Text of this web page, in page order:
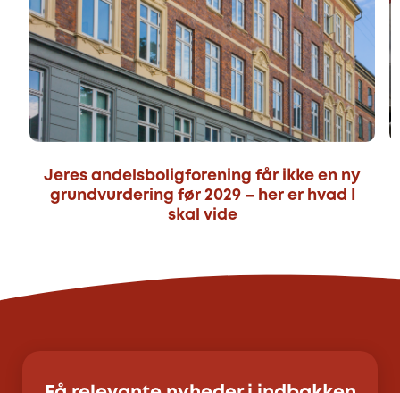
Jeres andelsboligforening får ikke en ny
grundvurdering før 2029 – her er hvad I
skal vide